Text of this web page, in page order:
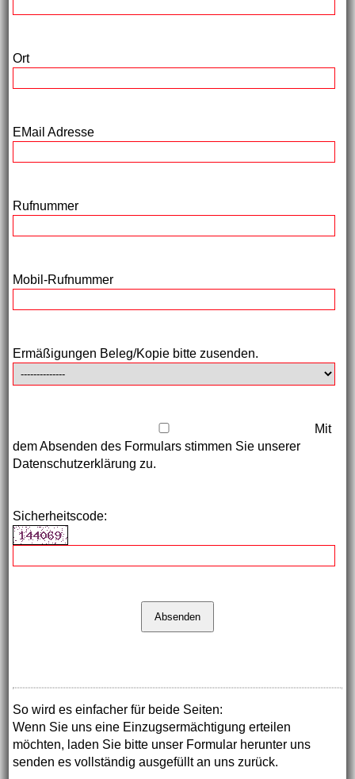
Ort
EMail Adresse
Rufnummer
Mobil-Rufnummer
Ermäßigungen Beleg/Kopie bitte zusenden.
Mit
dem Absenden des Formulars stimmen Sie unserer
Datenschutzerklärung zu.
Sicherheitscode:
So wird es einfacher für beide Seiten:
Wenn Sie uns eine Einzugsermächtigung erteilen
möchten, laden Sie bitte unser Formular herunter uns
senden es vollständig ausgefüllt an uns zurück.